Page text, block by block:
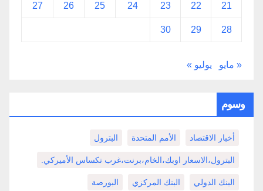
21
22
23
24
25
26
27
28
29
30
« مايو يوليو »
وسوم
أخبار الاقتصاد الأمم المتحدة البترول
البترول،الاسعار اوبك،الخام،برنت،غرب تكساس الأميركي.
البنك الدولي البنك المركزي البورصة